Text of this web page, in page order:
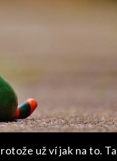
už ví jak na to. Ta